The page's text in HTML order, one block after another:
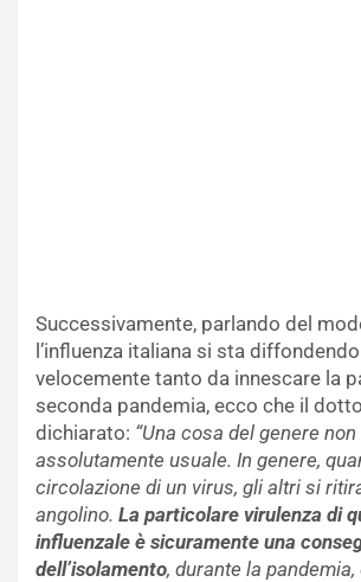
Successivamente, parlando del
l’influenza italiana si sta
velocemente tanto da innescare la
seconda pandemia, ecco che il
dichiarato: “Una cosa del genere non
assolutamente usuale. In genere,
circolazione di un virus, gli altri si
angolino. La particolare virulenza di
influenzale è sicuramente una
dell’isolamento, durante la